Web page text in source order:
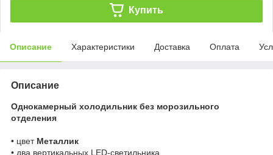
Купить
Описание Характеристики Доставка Оплата
Описание
Однокамерный холодильник без морозильного
отделения
• цвет Металлик
• два вертикальных LED-светильника